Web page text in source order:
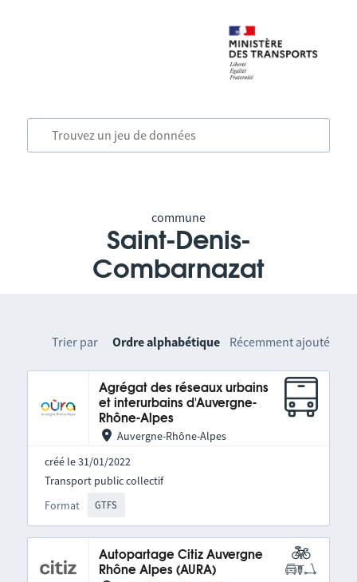
commune
Saint-Denis-
Combarnazat
Trier par Ordre alphabétique Récemment ajouté
Agrégat des réseaux urbains
et interurbains d'Auvergne-
Rhône-Alpes
Auvergne-Rhône-Alpes
créé le 31/01/2022
Format GTFS
Transport public collectif
Autopartage Citiz Auvergne
Rhône Alpes (AURA)